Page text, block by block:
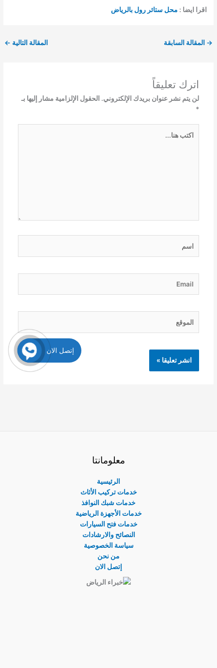
اقرا ايضا : محل ستائر رول بالرياض
→ المقالة السابقة المقالة التالية ←
اترك تعليقاً
لن يتم نشر عنوان بريدك الإلكتروني. الحقول الإلزامية مشار إليها بـ
*
هنا...
معلومانتا
الرئيسية
خدمات تركيب الأثاث
خدمات شبك النوافذ
خدمات الأجهزة الرياضية
خدمات فتح السيارات
النصائح والارشادات
سياسة الخصوصية
من نحن
إتصل الان
إتصل الان